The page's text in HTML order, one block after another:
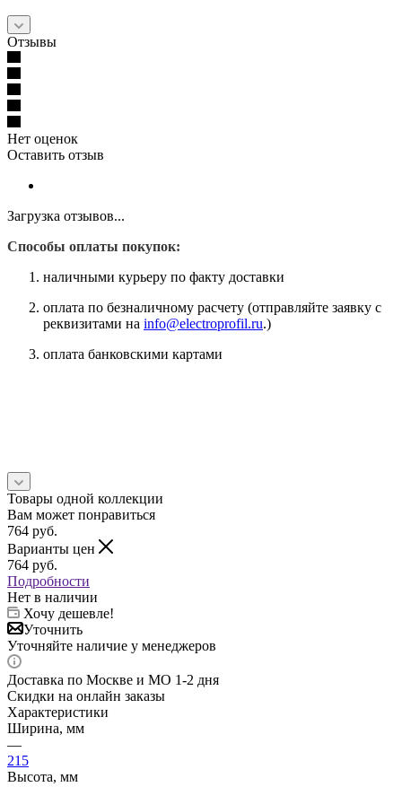
Отзывы
Нет оценок
Оставить отзыв
Загрузка отзывов...
Способы оплаты покупок:
наличными курьеру по факту доставки
оплата по безналичному расчету (отправляйте заявку с
реквизитами на info@electroprofil.ru.)
оплата банковскими картами
Товары одной коллекции
Вам может понравиться
764 руб.
Варианты цен
764 руб.
Подробности
Нет в наличии
Хочу дешевле!
Уточнить
Уточняйте наличие у менеджеров
Доставка по Москве и МО 1-2 дня
Скидки на онлайн заказы
Характеристики
Ширина, мм
—
215
Высота, мм